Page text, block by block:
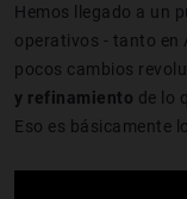
Hemos llegado a un
operativos - tanto en
pocos cambios
y refinamiento de lo
Eso es básicamente